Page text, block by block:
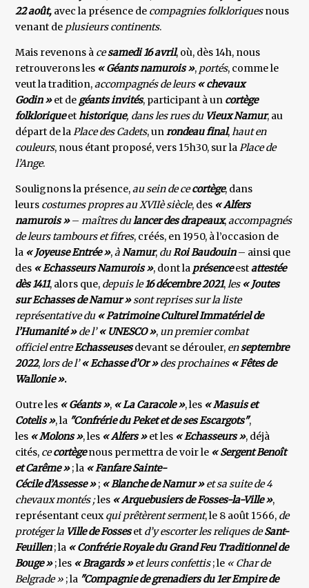
22 août, avec la présence de compagnies folkloriquesnous
venant de plusieurs continents.
Mais revenons à cesamedi 16 avril, où, dès 14h, nous
retrouverons les « Géants namurois », portés, comme le
veut la tradition,accompagnés de leurs « chevaux
Godin »et de géants invités, participant à un cortège
folkloriqueethistorique, dans les rues du Vieux Namur, au
départ de laPlace des Cadets, unrondeau final,haut en
couleurs, nous étant proposé, vers 15h30, sur laPlace de
l’Ange.
Soulignons la présence,au sein de cecortège, dans
leurs costumes propres au XVIIè siècle, des « Alfers
namurois »– maîtres dulancer des drapeaux,accompagnés
de leurs tambours et fifres, créés, en 1950, à l’occasion de
la « Joyeuse Entrée »,àNamur, duRoi Baudouin– ainsi que
des « Echasseurs Namurois », dont la présenceestattestée
dès 1411, alors que, depuis le16 décembre 2021,les« Joutes
sur Echasses de Namur »sontreprises sur la liste
représentative du « Patrimoine Culturel Immatériel de
l’Humanité »de l’« UNESCO », un premier combat
officiel entreEchasseusesdevant se dérouler, enseptembre
2022,lors de l’« Echasse d’Or »desprochaines« Fêtes de
Wallonie ».
Outre les « Géants », « La Caracole », les « Masuis et
Cotelis », la "Confrériedu Peket et de ses Escargots",
les « Molons », les « Alfers »et les « Echasseurs », déjà
cités, cecortègenous permettra de voir le « SergentBenoît
et Carême »;la « Fanfare Sainte-
Cécile d’Assesse »; « Blanche de Namur »et sa suite de 4
chevauxmontés ;les « Arquebusiers de Fosses-la-Ville »,
représentant ceuxqui prêtèrent serment,le 8 août 1566, de
protéger la Ville de Fosseset d’y escorter les reliques deSant-
Feuillen; la « Confrérie Royale du Grand Feu Traditionnel de
Bouge »; les « Bragards »et leurs confettis; le « Char de
Belgrade » ; la "Compagniede grenadiers du 1er Empire de